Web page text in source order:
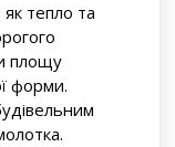
як тепло та
площу
форми.